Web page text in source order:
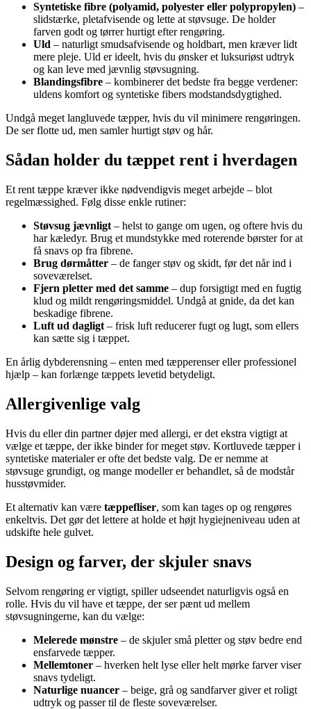
Syntetiske fibre (polyamid, polyester eller polypropylen) –
slidstærke, pletafvisende og lette at støvsuge. De holder
farven godt og tørrer hurtigt efter rengøring.
Uld – naturligt smudsafvisende og holdbart, men kræver lidt
mere pleje. Uld er ideelt, hvis du ønsker et luksuriøst udtryk
og kan leve med jævnlig støvsugning.
Blandingsfibre – kombinerer det bedste fra begge verdener:
uldens komfort og syntetiske fibers modstandsdygtighed.
Undgå meget langluvede tæpper, hvis du vil minimere rengøringen.
De ser flotte ud, men samler hurtigt støv og hår.
Sådan holder du tæppet rent i hverdagen
Et rent tæppe kræver ikke nødvendigvis meget arbejde – blot
regelmæssighed. Følg disse enkle rutiner:
Støvsug jævnligt – helst to gange om ugen, og oftere hvis du
har kæledyr. Brug et mundstykke med roterende børster for at
få snavs op fra fibrene.
Brug dørmåtter – de fanger støv og skidt, før det når ind i
soveværelset.
Fjern pletter med det samme – dup forsigtigt med en fugtig
klud og mildt rengøringsmiddel. Undgå at gnide, da det kan
beskadige fibrene.
Luft ud dagligt – frisk luft reducerer fugt og lugt, som ellers
kan sætte sig i tæppet.
En årlig dybderensning – enten med tæpperenser eller professionel
hjælp – kan forlænge tæppets levetid betydeligt.
Allergivenlige valg
Hvis du eller din partner døjer med allergi, er det ekstra vigtigt at
vælge et tæppe, der ikke binder for meget støv. Kortluvede tæpper i
syntetiske materialer er ofte det bedste valg. De er nemme at
støvsuge grundigt, og mange modeller er behandlet, så de modstår
husstøvmider.
Et alternativ kan være tæppefliser, som kan tages op og rengøres
enkeltvis. Det gør det lettere at holde et højt hygiejneniveau uden at
udskifte hele gulvet.
Design og farver, der skjuler snavs
Selvom rengøring er vigtigt, spiller udseendet naturligvis også en
rolle. Hvis du vil have et tæppe, der ser pænt ud mellem
støvsugningerne, kan du vælge:
Melerede mønstre – de skjuler små pletter og støv bedre end
ensfarvede tæpper.
Mellemtoner – hverken helt lyse eller helt mørke farver viser
snavs tydeligt.
Naturlige nuancer – beige, grå og sandfarver giver et roligt
udtryk og passer til de fleste soveværelser.